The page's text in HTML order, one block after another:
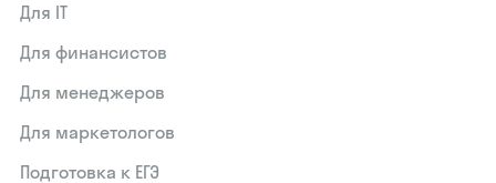
Для IT
Для финансистов
Для менеджеров
Для маркетологов
Подготовка к ЕГЭ